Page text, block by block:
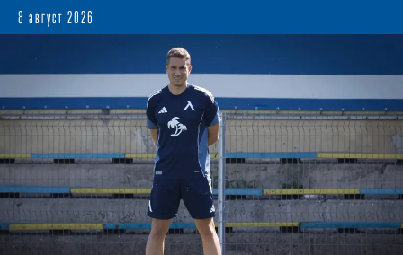
8 август 2026